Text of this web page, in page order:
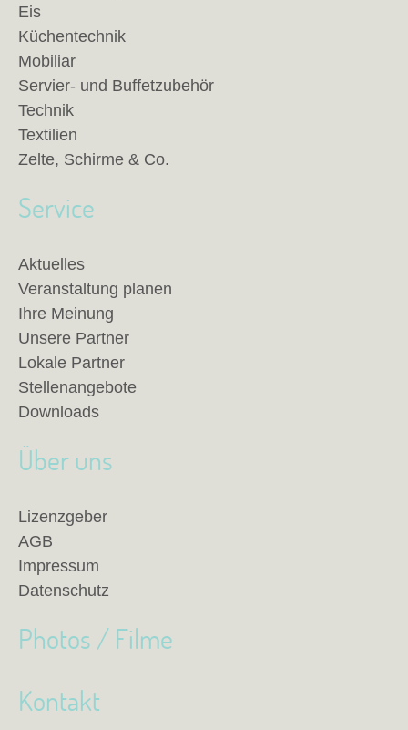
Eis
Küchentechnik
Mobiliar
Servier- und Buffetzubehör
Technik
Textilien
Zelte, Schirme & Co.
Service
Aktuelles
Veranstaltung planen
Ihre Meinung
Unsere Partner
Lokale Partner
Stellenangebote
Downloads
Über uns
Lizenzgeber
AGB
Impressum
Datenschutz
Photos / Filme
Kontakt